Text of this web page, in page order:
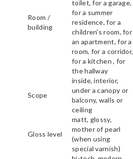
Room /
building
toilet, for a garage,
for a summer
residence, for a
children's room, for
an apartment, for a
room, for a corridor,
for a kitchen , for
the hallway
Scope
inside, interior,
under a canopy or
balcony, walls or
ceiling
Gloss level
matt, glossy,
mother of pearl
(when using
special varnish)